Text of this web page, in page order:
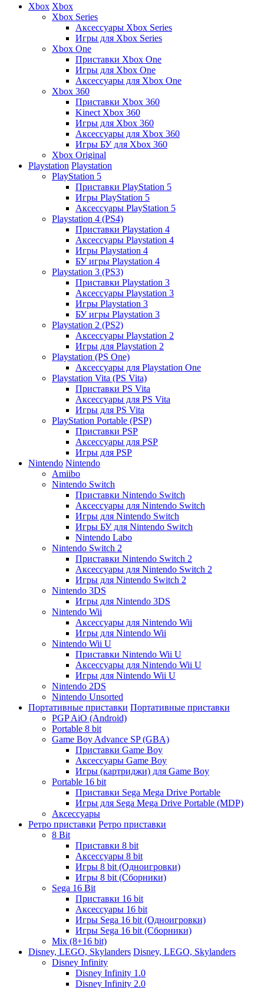
Xbox Xbox
Xbox Series
Аксессуары Xbox Series
Игры для Xbox Series
Xbox One
Приставки Xbox One
Игры для Xbox One
Аксессуары для Xbox One
Xbox 360
Приставки Xbox 360
Kinect Xbox 360
Игры для Xbox 360
Аксессуары для Xbox 360
Игры БУ для Xbox 360
Xbox Original
Playstation Playstation
PlayStation 5
Приставки PlayStation 5
Игры PlayStation 5
Аксессуары PlayStation 5
Playstation 4 (PS4)
Приставки Playstation 4
Аксессуары Playstation 4
Игры Playstation 4
БУ игры Playstation 4
Playstation 3 (PS3)
Приставки Playstation 3
Аксессуары Playstation 3
Игры Playstation 3
БУ игры Playstation 3
Playstation 2 (PS2)
Аксессуары Playstation 2
Игры для Playstation 2
Playstation (PS One)
Аксессуары для Playstation One
Playstation Vita (PS Vita)
Приставки PS Vita
Аксессуары для PS Vita
Игры для PS Vita
PlayStation Portable (PSP)
Приставки PSP
Аксессуары для PSP
Игры для PSP
Nintendo Nintendo
Amiibo
Nintendo Switch
Приставки Nintendo Switch
Аксессуары для Nintendo Switch
Игры для Nintendo Switch
Игры БУ для Nintendo Switch
Nintendo Labo
Nintendo Switch 2
Приставки Nintendo Switch 2
Аксессуары для Nintendo Switch 2
Игры для Nintendo Switch 2
Nintendo 3DS
Игры для Nintendo 3DS
Nintendo Wii
Аксессуары для Nintendo Wii
Игры для Nintendo Wii
Nintendo Wii U
Приставки Nintendo Wii U
Аксессуары для Nintendo Wii U
Игры для Nintendo Wii U
Nintendo 2DS
Nintendo Unsorted
Портативные приставки Портативные приставки
PGP AiO (Android)
Portable 8 bit
Game Boy Advance SP (GBA)
Приставки Game Boy
Аксессуары Game Boy
Игры (картриджи) для Game Boy
Portable 16 bit
Приставки Sega Mega Drive Portable
Игры для Sega Mega Drive Portable (MDP)
Аксессуары
Ретро приставки Ретро приставки
8 Bit
Приставки 8 bit
Аксессуары 8 bit
Игры 8 bit (Одноигровки)
Игры 8 bit (Сборники)
Sega 16 Bit
Приставки 16 bit
Аксессуары 16 bit
Игры Sega 16 bit (Одноигровки)
Игры Sega 16 bit (Сборники)
Mix (8+16 bit)
Disney, LEGO, Skylanders Disney, LEGO, Skylanders
Disney Infinity
Disney Infinity 1.0
Disney Infinity 2.0